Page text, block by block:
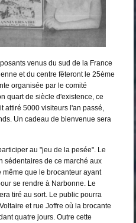
venus du sud de la France
et du centre fêteront le 25ème
organisée par le comité
quart de siècle d'existence, ce
attiré 5000 visiteurs l'an passé,
Un cadeau de bienvenue sera
au "jeu de la pesée". Le
sédentaires de ce marché aux
que le brocanteur ayant
se rendre à Narbonne. Le
tiré au sort. Le public pourra
et rue Joffre où la brocante
quatre jours. Outre cette